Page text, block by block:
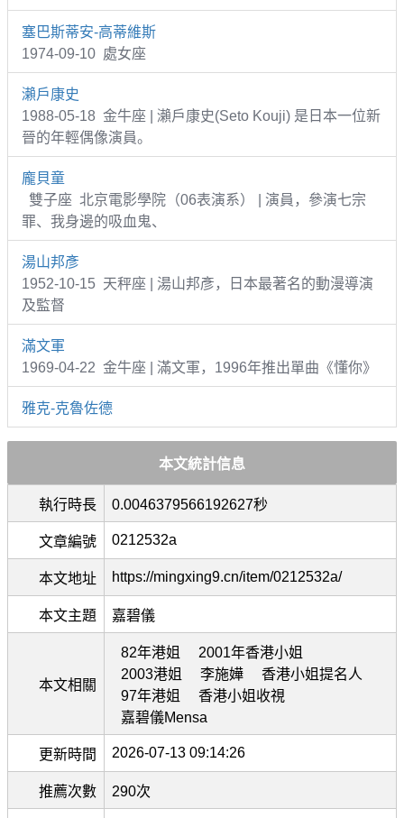
塞巴斯蒂安-高蒂維斯
1974-09-10 處女座
瀨戶康史
1988-05-18 金牛座 | 瀨戶康史(Seto Kouji) 是日本一位新
晉的年輕偶像演員。
龐貝童
雙子座 北京電影學院（06表演系） | 演員，參演七宗
罪、我身邊的吸血鬼、
湯山邦彥
1952-10-15 天秤座 | 湯山邦彥，日本最著名的動漫導演
及監督
滿文軍
1969-04-22 金牛座 | 滿文軍，1996年推出單曲《懂你》
雅克-克魯佐德
本文統計信息
執行時長 0.0046379566192627秒
文章編號 0212532a
本文地址 https://mingxing9.cn/item/0212532a/
本文主題 嘉碧儀
本文相關
82年港姐
2001年香港小姐
2003港姐
李施嬅
香港小姐提名人
97年港姐
香港小姐收視
嘉碧儀Mensa
更新時間 2026-07-13 09:14:26
推薦次數 290次